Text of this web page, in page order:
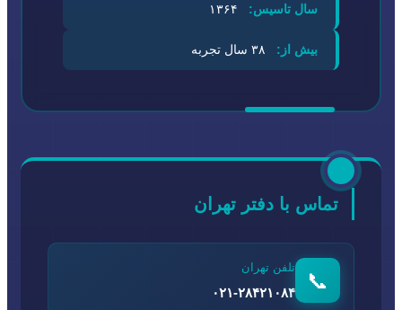
سال تاسیس:
بیش از:
تماس با دفتر تهران
📞
تلفن تهران
۰۲۱-۲۸۴۲۱۰۸۴